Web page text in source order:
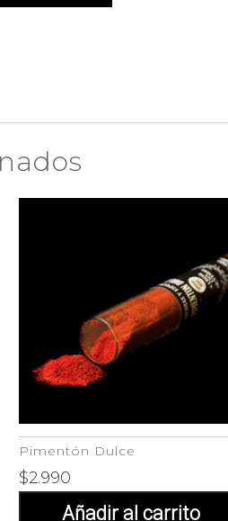
Pimentón Dulce
$2.990
Añadir al carrito